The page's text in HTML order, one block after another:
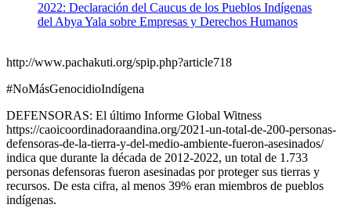
2022: Declaración del Caucus de los Pueblos Indígenas
del Abya Yala sobre Empresas y Derechos Humanos
http://www.pachakuti.org/spip.php?article718
#NoMásGenocidioIndígena
DEFENSORAS: El último Informe Global Witness
https://caoicoordinadoraandina.org/2021-un-total-de-200-personas-
defensoras-de-la-tierra-y-del-medio-ambiente-fueron-asesinados/
indica que durante la década de 2012-2022, un total de 1.733
personas defensoras fueron asesinadas por proteger sus tierras y
recursos. De esta cifra, al menos 39% eran miembros de pueblos
indígenas.